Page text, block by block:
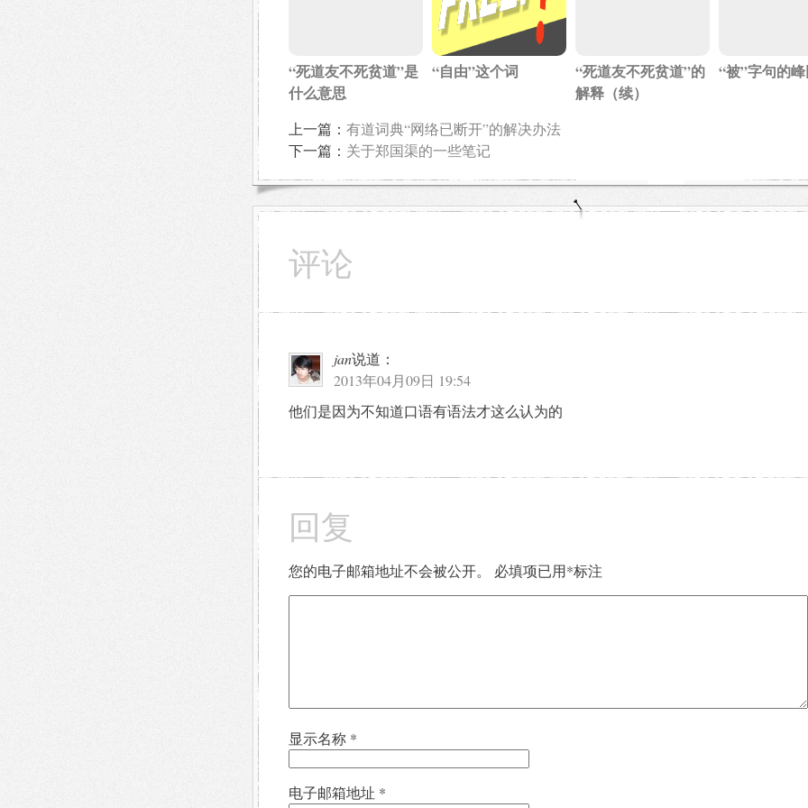
“死道友不死贫道”是
什么意思
“自由”这个词
“死道友不死贫道”的
解释（续）
“被”字句的
上一篇： 有道词典“网络已断开”的解决办法
下一篇： 关于郑国渠的一些笔记
评论
jan说道：
2013年04月09日 19:54
他们是因为不知道口语有语法才这么认为的
回复
您的电子邮箱地址不会被公开。 必填项已用*标注
显示名称 *
电子邮箱地址 *